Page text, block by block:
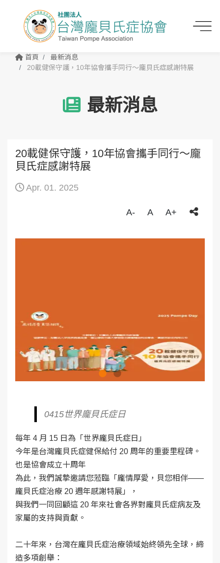
首頁
最新消息
20載健保守護，10年協會攜手同行～龐貝氏症感謝特展
最新消息
20載健保守護，10年協會攜手同行～龐
貝氏症感謝特展
Apr. 01. 2025
A- A A+
0415世界龐貝氏症日
每年 4 月 15 日為「世界龐貝氏症日」
今年是台灣龐貝氏症健保給付 20 周年的重要里程碑。
也是協會成立十周年
為此，我們誠摯邀請您蒞臨「龐情厚愛，貝您相伴——
龐貝氏症治療 20 週年感謝特展」，
與我們一同回顧這 20 年來社會各界對龐貝氏症病友及
家屬的支持與貢獻。
二十年來，台灣在龐貝氏症治療領域始終領先全球，締
造多項創舉：